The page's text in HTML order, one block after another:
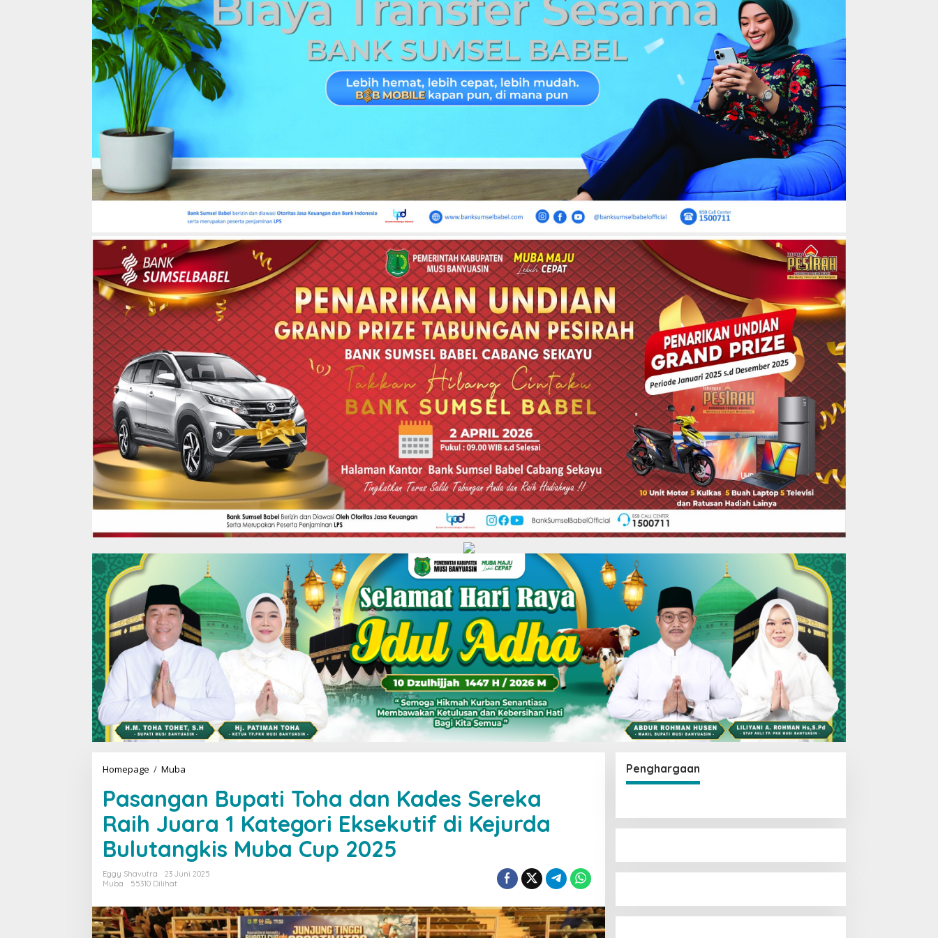
Homepage / Muba
s
a
n
g
a
n
B
a
t
i
Pasangan Bupati Toha dan Kades Sereka
Raih Juara 1 Kategori Eksekutif di Kejurda
Bulutangkis Muba Cup 2025
Eggy Shavutra
23 Juni 2025
Muba
55310 Dilihat
Penghargaan